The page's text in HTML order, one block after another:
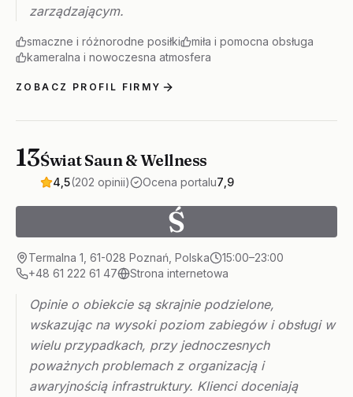
zarządzającym.
smaczne i różnorodne posiłki
miła i pomocna obsługa
kameralna i nowoczesna atmosfera
ZOBACZ PROFIL FIRMY
13Świat Saun & Wellness
4,5(202 opinii) Ocena portalu7,9
Ś
Termalna 1, 61-028 Poznań, Polska
15:00–23:00
+48 61 222 61 47
Strona internetowa
Opinie o obiekcie są skrajnie podzielone,
wskazując na wysoki poziom zabiegów i obsługi w
wielu przypadkach, przy jednoczesnych
poważnych problemach z organizacją i
awaryjnością infrastruktury. Klienci doceniają